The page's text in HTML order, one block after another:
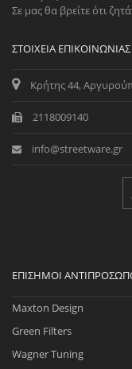
Σε μας θα βρείτε ότι
ΣΤΟΙΧΕΊΑ ΕΠΙΚΟΙΝΩΝΊΑΣ
Κρήτης 44,
2118009140
info@streetware.gr
ΕΠΊΣΗΜΟΙ
Maxton Design
Green Filters
Wagner Tuning